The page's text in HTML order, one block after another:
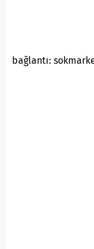
bağlantı: